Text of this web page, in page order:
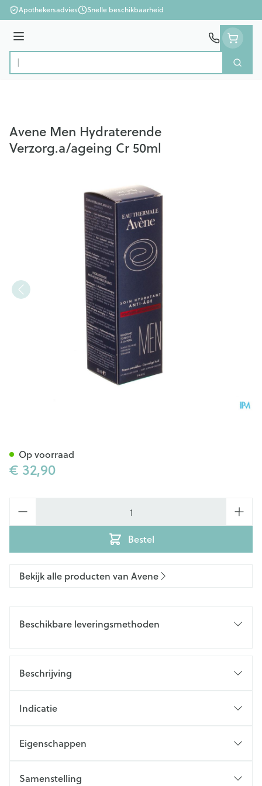
Ga naar de inhoud
Apothekersadvies Snelle beschikbaarheid
Menu
Product, merk, categorie...
Zoek
Avene Men Hydraterende
Verzorg.a/ageing Cr 50ml
€ 32,90
Bestel
Op voorraad
Bekijk alle producten van Avene
Beschikbare leveringsmethoden
Beschrijving
Indicatie
Eigenschappen
Samenstelling